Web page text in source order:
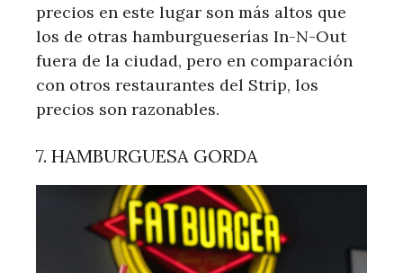
precios en este lugar son más altos que
los de otras hamburgueserías In-N-Out
fuera de la ciudad, pero en comparación
con otros restaurantes del Strip, los
precios son razonables.
7. HAMBURGUESA GORDA